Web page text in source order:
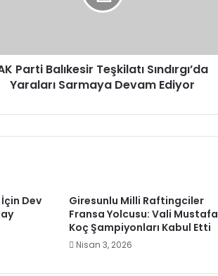
Parti Balıkesir Teşkilatı Sındırgı’da
Yaraları Sarmaya Devam Ediyor
Dev
Giresunlu Milli Raftingciler
Fransa Yolcusu: Vali Mustafa
Koç Şampiyonları Kabul Etti
Nisan 3, 2026